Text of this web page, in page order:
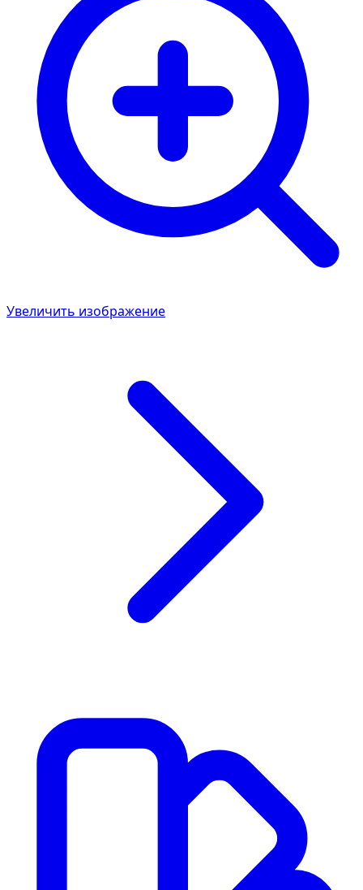
Увеличить изображение